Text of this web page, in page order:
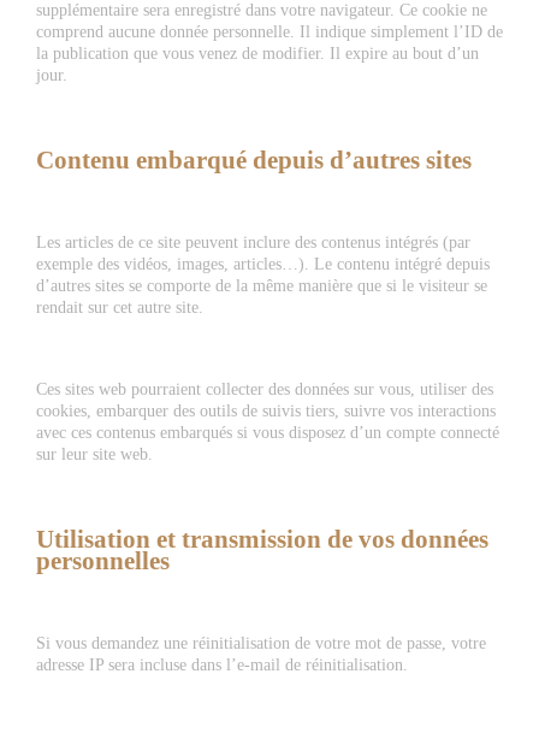
supplémentaire sera enregistré dans votre navigateur. Ce cookie ne
comprend aucune donnée personnelle. Il indique simplement l’ID de
la publication que vous venez de modifier. Il expire au bout d’un
jour.
Contenu embarqué depuis d’autres sites
Les articles de ce site peuvent inclure des contenus intégrés (par
exemple des vidéos, images, articles…). Le contenu intégré depuis
d’autres sites se comporte de la même manière que si le visiteur se
rendait sur cet autre site.
Ces sites web pourraient collecter des données sur vous, utiliser des
cookies, embarquer des outils de suivis tiers, suivre vos interactions
avec ces contenus embarqués si vous disposez d’un compte connecté
sur leur site web.
Utilisation et transmission de vos données
personnelles
Si vous demandez une réinitialisation de votre mot de passe, votre
adresse IP sera incluse dans l’e-mail de réinitialisation.